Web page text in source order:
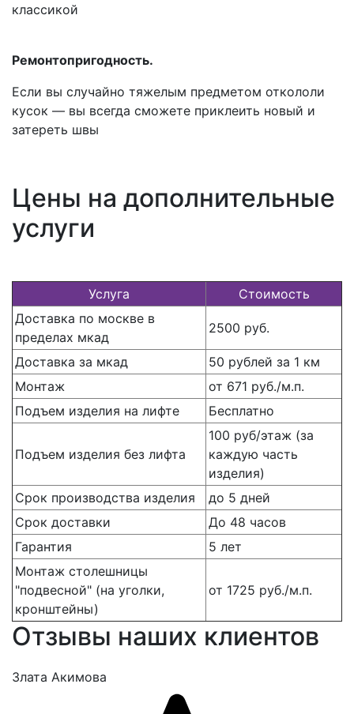
классикой
Ремонтопригодность.
Если вы случайно тяжелым предметом откололи
кусок — вы всегда сможете приклеить новый и
затереть швы
Цены на дополнительные
услуги
Услуга
Стоимость
Доставка по москве в
пределах мкад
2500 руб.
Доставка за мкад
50 рублей за 1 км
Монтаж
от 671 руб./м.п.
Подъем изделия на лифте
Бесплатно
Подъем изделия без лифта
100 руб/этаж (за
каждую часть
изделия)
Срок производства изделия
до 5 дней
Срок доставки
До 48 часов
Гарантия
5 лет
Монтаж столешницы
"подвесной" (на уголки,
кронштейны)
от 1725 руб./м.п.
Отзывы наших клиентов
Злата Акимова